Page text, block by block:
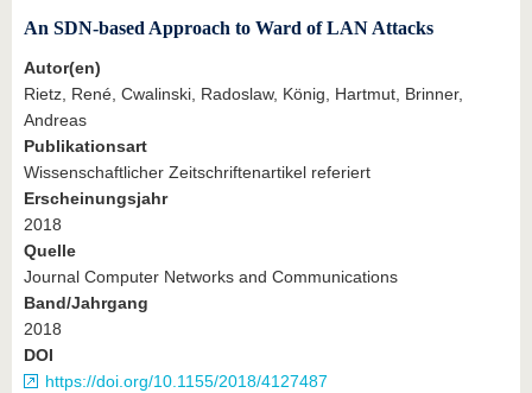
An SDN-based Approach to Ward of LAN Attacks
Autor(en)
Rietz, René, Cwalinski, Radoslaw, König, Hartmut, Brinner,
Andreas
Publikationsart
Wissenschaftlicher Zeitschriftenartikel referiert
Erscheinungsjahr
2018
Quelle
Journal Computer Networks and Communications
Band/Jahrgang
2018
DOI
https://doi.org/10.1155/2018/4127487